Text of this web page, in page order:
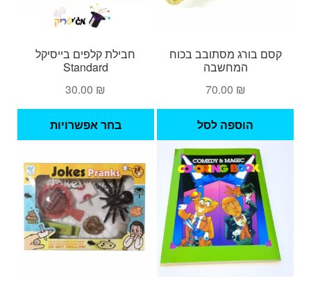
קסם בורג מסתובב בכוח
המחשבה
70.00 ₪
הוספה לסל
חבילת קלפים בייסיקל
Standard
30.00 ₪
בחר אפשרויות